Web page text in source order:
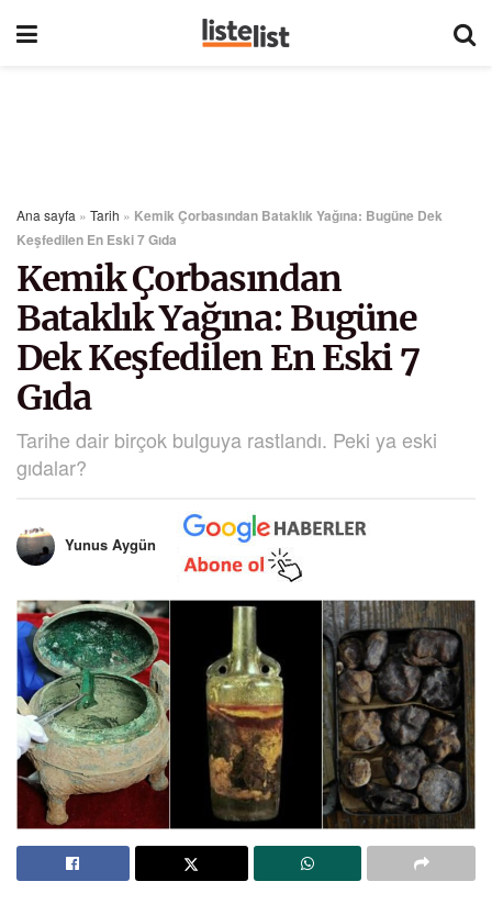
Ana sayfa » Tarih » Kemik Çorbasından Bataklık Yağına: Bugüne Dek
Keşfedilen En Eski 7 Gıda
Kemik Çorbasından
Bataklık Yağına: Bugüne
Dek Keşfedilen En Eski 7
Gıda
Tarihe dair birçok bulguya rastlandı. Peki ya eski
gıdalar?
Yunus Aygün